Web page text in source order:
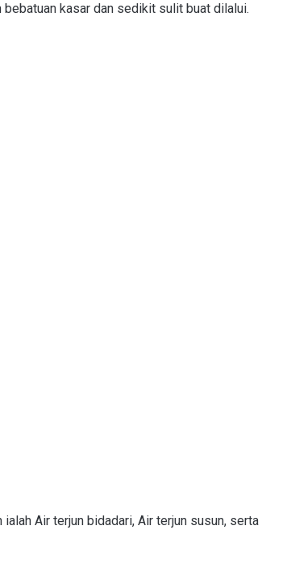
kasar dan sedikit sulit buat dilalui.
Air terjun bidadari, Air terjun susun, serta